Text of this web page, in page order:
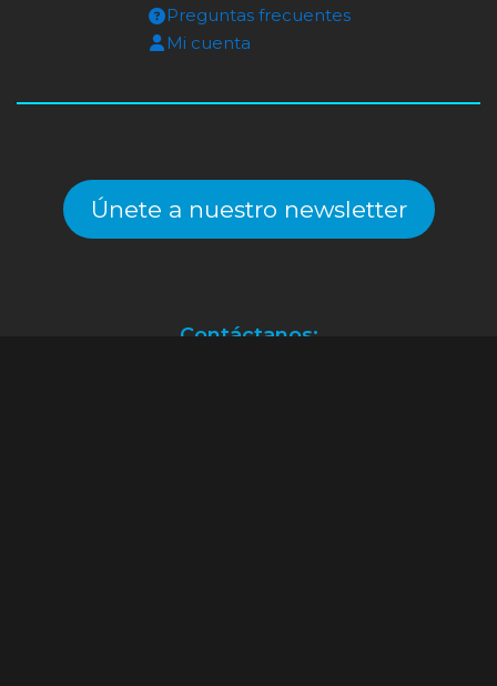
Preguntas frecuentes
Mi cuenta
Únete a nuestro newsletter
Contáctanos: